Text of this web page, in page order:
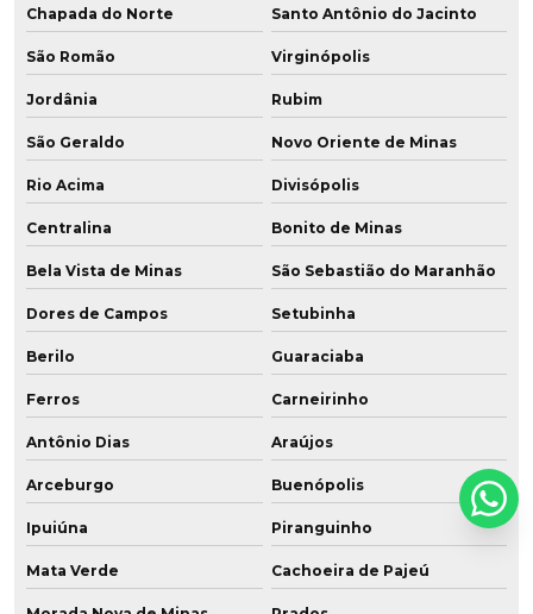
Chapada do Norte Santo Antônio do Jacinto
São Romão Virginópolis
Jordânia Rubim
São Geraldo Novo Oriente de Minas
Rio Acima Divisópolis
Centralina Bonito de Minas
Bela Vista de Minas São Sebastião do Maranhão
Dores de Campos Setubinha
Berilo Guaraciaba
Ferros Carneirinho
Antônio Dias Araújos
Arceburgo Buenópolis
Ipuiúna Piranguinho
Mata Verde Cachoeira de Pajeú